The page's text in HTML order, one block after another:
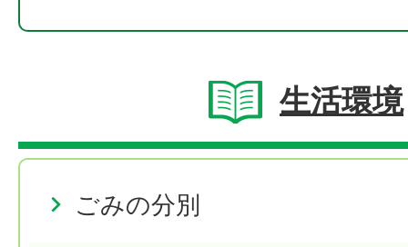
生活環境
ごみの分別